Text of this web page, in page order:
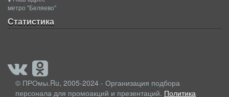
метро "Беляево"
Статистика
© ПРОмы.Ru, 2005-2024 - Организация подбора
персонала для промоакций и презентаций. Политика